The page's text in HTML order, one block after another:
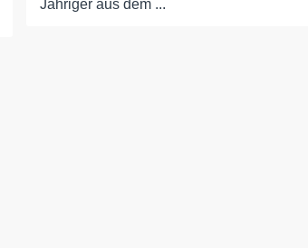
Jähriger aus dem ...